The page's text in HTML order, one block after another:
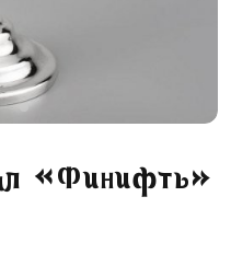
«Финифть»